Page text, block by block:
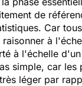
de
Car
à
à l'échelle
simple, car
léger par